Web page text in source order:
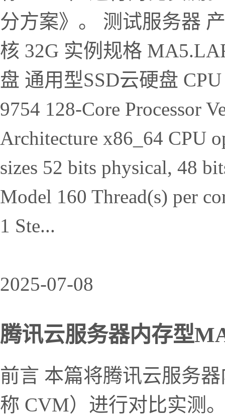
分方案》。 测试服务器
核 32G 实例规格
盘 通用型SSD云硬盘
9754 128-Core Processor
Architecture x86_64 CPU
sizes 52 bits physical, 48
Model 160 Thread(s) per
1 Ste...
2025-07-08
腾讯云服务器内存型
前言 本篇将腾讯云服务
称 CVM）进行对比实测